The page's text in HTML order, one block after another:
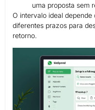
uma proposta sem
O intervalo ideal
diferentes prazos para
retorno.